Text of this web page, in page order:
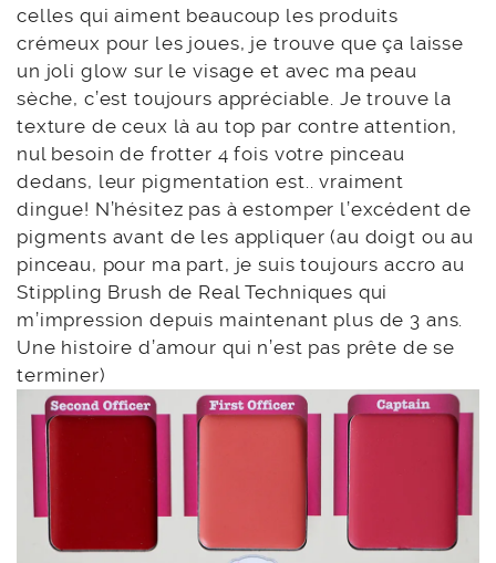
celles qui aiment beaucoup les produits
crémeux pour les joues, je trouve que ça laisse
un joli glow sur le visage et avec ma peau
sèche, c’est toujours appréciable. Je trouve la
texture de ceux là au top par contre attention,
nul besoin de frotter 4 fois votre pinceau
dedans, leur pigmentation est.. vraiment
dingue! N’hésitez pas à estomper l’excédent de
pigments avant de les appliquer (au doigt ou au
pinceau, pour ma part, je suis toujours accro au
Stippling Brush de Real Techniques qui
m’impression depuis maintenant plus de 3 ans.
Une histoire d’amour qui n’est pas prête de se
terminer)